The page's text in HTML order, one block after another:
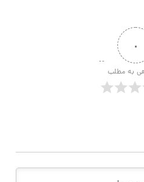
۰
به مطلب